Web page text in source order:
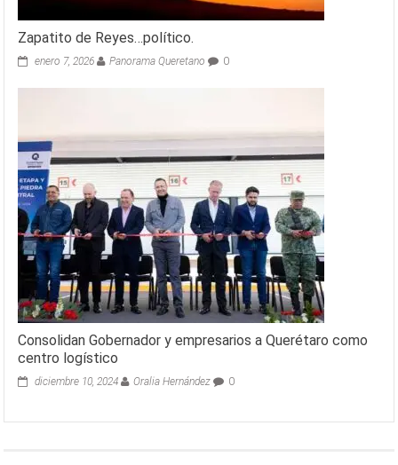
Zapatito de Reyes…político.
enero 7, 2026 Panorama Queretano 0
Consolidan Gobernador y empresarios a Querétaro como
centro logístico
diciembre 10, 2024 Oralia Hernández 0